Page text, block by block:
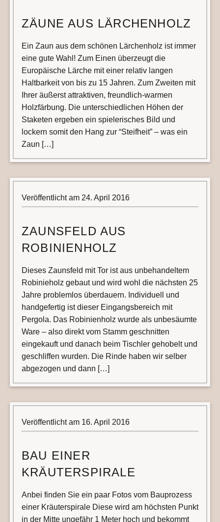
ZÄUNE AUS LÄRCHENHOLZ
Ein Zaun aus dem schönen Lärchenholz ist immer
eine gute Wahl! Zum Einen überzeugt die
Europäische Lärche mit einer relativ langen
Haltbarkeit von bis zu 15 Jahren. Zum Zweiten mit
Ihrer äußerst attraktiven, freundlich-warmen
Holzfärbung. Die unterschiedlichen Höhen der
Staketen ergeben ein spielerisches Bild und
lockern somit den Hang zur “Steifheit” – was ein
Zaun […]
Veröffentlicht am 24. April 2016
ZAUNSFELD AUS
ROBINIENHOLZ
Dieses Zaunsfeld mit Tor ist aus unbehandeltem
Robinieholz gebaut und wird wohl die nächsten 25
Jahre problemlos überdauern. Individuell und
handgefertig ist dieser Eingangsbereich mit
Pergola. Das Robinienholz wurde als unbesäumte
Ware – also direkt vom Stamm geschnitten
eingekauft und danach beim Tischler gehobelt und
geschliffen wurden. Die Rinde haben wir selber
abgezogen und dann […]
Veröffentlicht am 16. April 2016
BAU EINER
KRÄUTERSPIRALE
Anbei finden Sie ein paar Fotos vom Bauprozess
einer Kräuterspirale Diese wird am höchsten Punkt
in der Mitte ungefähr 1 Meter hoch und bekommt